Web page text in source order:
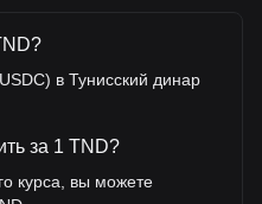
в Тунисский динар
за 1 TND?
курса, вы можете